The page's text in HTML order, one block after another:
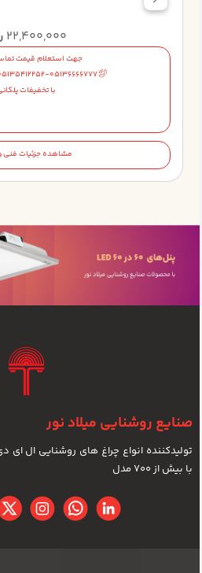
22,400,000
جهت استعلام قیمت
05136666777
با تخفیفات پلکانی
مشاهده جزئیات فنی
صنایع روشنایی میلاد نور
با بیش از 700 مدل